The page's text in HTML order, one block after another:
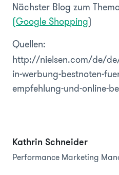
Nächster Blog zum
(Google Shopping)
Quellen:
http://nielsen.com/de/
in-werbung-bestnoten-
empfehlung-und-online-
Kathrin Schneider
Performance Marketing